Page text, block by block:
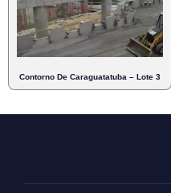
Contorno De Caraguatatuba – Lote 3